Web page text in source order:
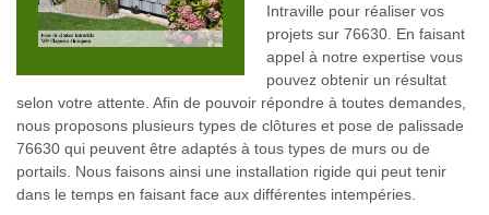
Intraville pour réaliser vos
projets sur 76630. En faisant
appel à notre expertise vous
pouvez obtenir un résultat
selon votre attente. Afin de pouvoir répondre à toutes demandes,
nous proposons plusieurs types de clôtures et pose de palissade
76630 qui peuvent être adaptés à tous types de murs ou de
portails. Nous faisons ainsi une installation rigide qui peut tenir
dans le temps en faisant face aux différentes intempéries.